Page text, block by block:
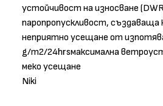
устойчивост на износване
паропропускливост, създаваща
неприятно усещане от
g/m2/24hrsмаксимална
меко усещане
Niki